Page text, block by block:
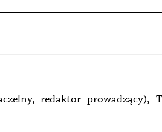
redaktor prowadzący),